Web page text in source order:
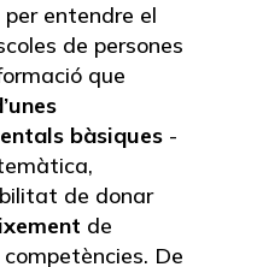
entendre el
de persones
que
bàsiques-
de donar
de
competències. De